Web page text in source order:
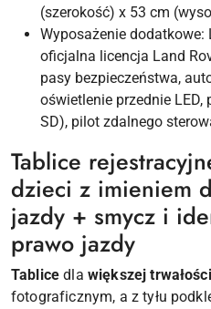
(szerokość) x 53 cm
Wyposażenie dodatkowe:
oficjalna licencja Land
pasy bezpieczeństwa,
oświetlenie przednie LED,
SD), pilot zdalnego
Tablice
dzieci z imieniem
jazdy + smycz i
prawo jazdy
Tablice dla większej trwałości
fotograficznym, a z tyłu